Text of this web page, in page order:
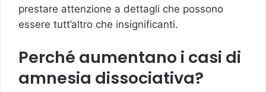
prestare attenzione a dettagli che possono
essere tutt’altro che insignificanti.
Perché aumentano i casi di
amnesia dissociativa?